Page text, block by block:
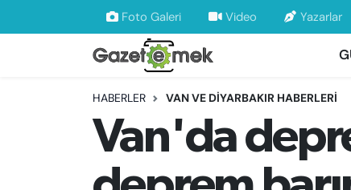
Foto Galeri Video Yazarlar
HABERLER VAN VE DİYARBAKIR HABERLERİ
Van'da
DÜNYA
EKONOMİ
EMEK HABERLERİ
YENİ MEDYADA EMEK GAZETECİLİĞİNİ
Nöbetçi Eczaneler
Hava Durumu
İstanbul Namaz Vakitleri
Trafik Durumu